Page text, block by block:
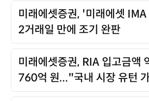
미래에셋증권, '미래에셋
2거래일 만에 조기 완판
미래에셋증권, RIA 입고금액
760억 원..."국내 시장 유턴